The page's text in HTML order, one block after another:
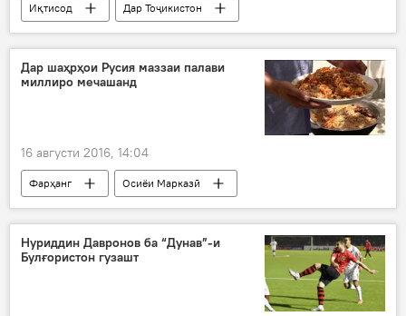
Иқтисод
Дар Тоҷикистон
Ҳамаи хабарҳо
Дар шаҳрҳои Русия маззаи палави
миллиро мечашанд
16 августи 2016, 14:04
Фарҳанг
Осиёи Марказӣ
Ҳамаи хабарҳо
Оши палави миллӣ
Дар Русия
Нуриддин Давронов ба “Дунав”-и
Булғористон гузашт